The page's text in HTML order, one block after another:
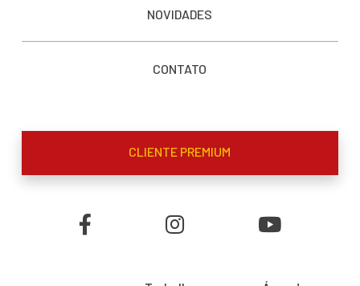
NOVIDADES
CONTATO
CLIENTE PREMIUM